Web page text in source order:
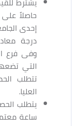
حاصلاً
إحدى
درجة
وفى فرع
التي
تتطلب
العليا.
ساعة